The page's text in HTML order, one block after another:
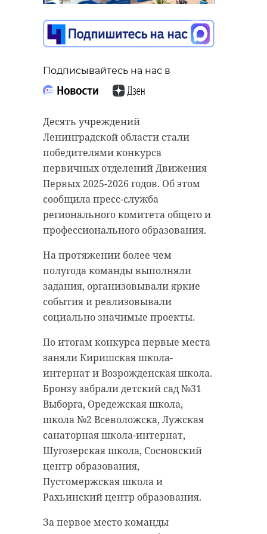
Подписывайтесь на нас в
Десять учреждений
Ленинградской области стали
победителями конкурса
первичных отделений Движения
Первых 2025-2026 годов. Об этом
сообщила пресс-служба
регионального комитета общего и
профессионального образования.
На протяжении более чем
полугода команды выполняли
задания, организовывали яркие
события и реализовывали
социально значимые проекты.
По итогам конкурса первые места
заняли Киришская школа-
интернат и Возрожденская школа.
Бронзу забрали детский сад №31
Выборга, Оредежская школа,
школа №2 Всеволожска, Лужская
санаторная школа-интернат,
Шугозерская школа, Сосновский
центр образования,
Пустомержская школа и
Рахьинский центр образования.
За первое место команды
осудили за
мошенничество
03 июня, 18:34
Подписывайтесь на нас в
Жителя Кировского района
приговорили к 3,5 годам лишения
свободы за мошенничество. Об
этом сообщила пресс-служба
прокуратуры Ленинградской
Согласно представленным
доказательствам, 20-летний
молодой человек вошел в состав
группы лиц, которые похищали
незащищенных граждан под
предлогом непривлечения их к
уголовной ответственности.
Злоумышленники
представлялись сотрудниками
правоохранительных органов и
крали средства у пенсионеров.
Деньги передавали лично через
осужденного или через водителей
такси.
Молодого человека признали
медиастратегии и развитию
сервисов VK Степан Ковальчук в
рамках выступления на ПМЭФ
рассказал о внутреннем рынке и
ответственности крупных
платформ перед детской
аудиторией.
По его словам, вокруг детского
контента в VK Видео формируется
дневная аудитория около 8 млн
человек, при этом
образовательный контент
смотрят значительно меньше
сериалы и мультфильмы.
Ковальчук отметил, что для
платформы важно не просто
удерживать внимание ребенка, но
и помогать ему двигаться к более
полезному потреблению: "Самая
опасная точка, за которой мы
следим – это переход от 10 до 12-13
лет в зависимости от семьи, когда
из полного контроля ты в полном
формируется новое восприятие